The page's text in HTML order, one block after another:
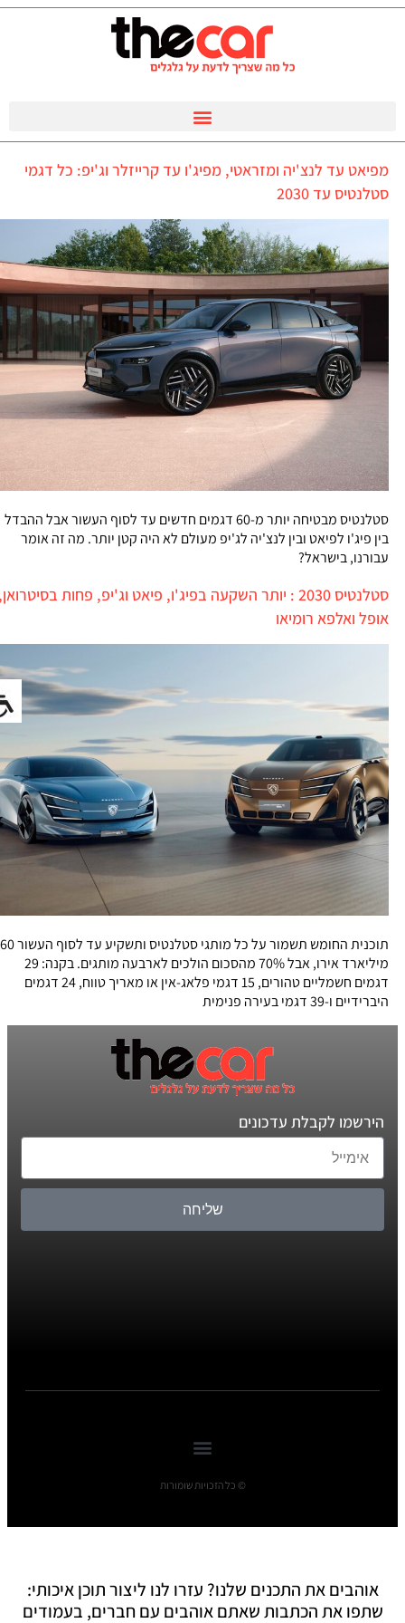
מפיאט עד לנצ'יה ומזראטי, מפיג'ו עד קרייזלר וג'יפ: כל דגמי
סטלנטיס עד 2030
סטלנטיס מבטיחה יותר מ-60 דגמים חדשים עד לסוף העשור אבל ההבדל
בין פיג'ו לפיאט ובין לנצ'יה לג'יפ מעולם לא היה קטן יותר. מה זה אומר
עבורנו, בישראל?
סטלנטיס 2030 : יותר השקעה בפיג'ו, פיאט וג'יפ, פחות בסיטרואן,
אופל ואלפא רומיאו
תוכנית החומש תשמור על כל מותגי סטלנטיס ותשקיע עד לסוף העשור 60
מיליארד אירו, אבל 70% מהסכום הולכים לארבעה מותגים. בקנה: 29
דגמים חשמליים טהורים, 15 דגמי פלאג-אין או מאריך טווח, 24 דגמים
היברידיים ו-39 דגמי בעירה פנימית
הירשמו לקבלת עדכונים
שליחה
© כל הזכויות שומורות
אוהבים את התכנים שלנו? עזרו לנו ליצור תוכן איכותי:
שתפו את הכתבות שאתם אוהבים עם חברים, בעמודים